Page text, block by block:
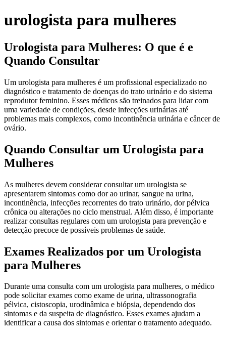
urologista para mulheres
Urologista para Mulheres: O que é e
Quando Consultar
Um urologista para mulheres é um profissional especializado no
diagnóstico e tratamento de doenças do trato urinário e do sistema
reprodutor feminino. Esses médicos são treinados para lidar com
uma variedade de condições, desde infecções urinárias até
problemas mais complexos, como incontinência urinária e câncer de
ovário.
Quando Consultar um Urologista para
Mulheres
As mulheres devem considerar consultar um urologista se
apresentarem sintomas como dor ao urinar, sangue na urina,
incontinência, infecções recorrentes do trato urinário, dor pélvica
crônica ou alterações no ciclo menstrual. Além disso, é importante
realizar consultas regulares com um urologista para prevenção e
detecção precoce de possíveis problemas de saúde.
Exames Realizados por um Urologista
para Mulheres
Durante uma consulta com um urologista para mulheres, o médico
pode solicitar exames como exame de urina, ultrassonografia
pélvica, cistoscopia, urodinâmica e biópsia, dependendo dos
sintomas e da suspeita de diagnóstico. Esses exames ajudam a
identificar a causa dos sintomas e orientar o tratamento adequado.